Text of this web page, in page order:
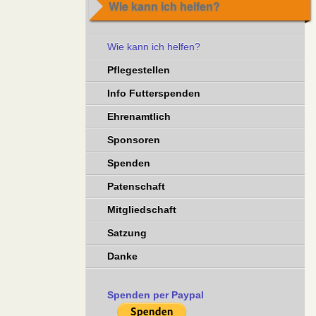
Wie kann ich helfen?
Wie kann ich helfen?
Pflegestellen
Info Futterspenden
Ehrenamtlich
Sponsoren
Spenden
Patenschaft
Mitgliedschaft
Satzung
Danke
Spenden per Paypal